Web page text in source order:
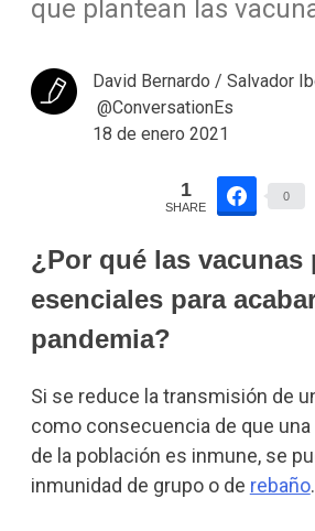
que plantean las
David Bernardo / Salvador
@ConversationEs
18 de enero 2021
1
SHARE
0
¿Por qué las vacunas
esenciales para
pandemia?
Si se reduce la transmisión de
como consecuencia de que
de la población es inmune, se
inmunidad de grupo o de rebaño.